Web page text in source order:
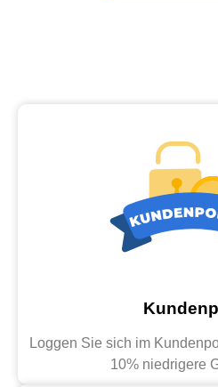
Loggen Sie sich im
10% niedrigere